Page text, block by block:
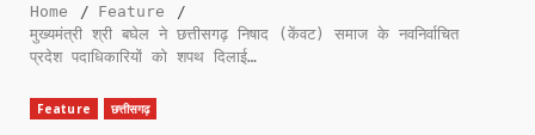
Home
Feature
मुख्यमंत्री श्री बघेल ने छत्तीसगढ़ निषाद (केंवट) समाज के नवनिर्वाचित
प्रदेश पदाधिकारियों को शपथ दिलाई…
Feature छत्तीसगढ़